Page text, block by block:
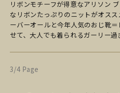
リボンモチーフが得意なアリソン
なリボンたっぷりのニットがオス
ーバーオールと今年人気のおじ靴
せて、大人でも着られるガーリー過
3/4 Page